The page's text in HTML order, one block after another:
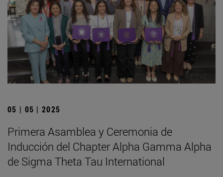
05 | 05 | 2025
Primera Asamblea y Ceremonia de
Inducción del Chapter Alpha Gamma Alpha
de Sigma Theta Tau International